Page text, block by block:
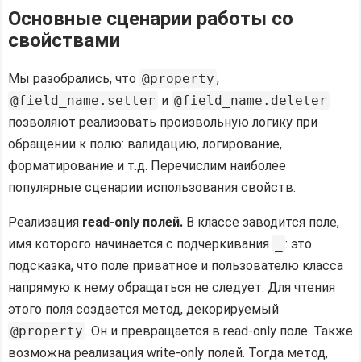
Основные сценарии работы со
свойствами
Мы разобрались, что @property ,
@field_name.setter и @field_name.deleter
позволяют реализовать произвольную логику при
обращении к полю: валидацию, логирование,
форматирование и т.д. Перечислим наиболее
популярные сценарии использования свойств.
Реализация read-only полей. В классе заводится поле,
имя которого начинается с подчеркивания
: это
подсказка, что поле приватное и пользователю класса
напрямую к нему обращаться не следует. Для чтения
этого поля создается метод, декорируемый
@property . Он и превращается в read-only поле. Также
возможна реализация write-only полей. Тогда метод,